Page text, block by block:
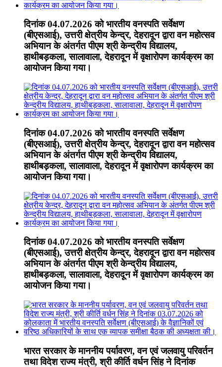
दिनांक 04.07.2026 को भारतीय वनस्पति सर्वेक्षण
(बीएसआई), उत्तरी क्षेत्रीय केन्द्र, देहरादून द्वारा वन महोत्सव
अभियान के अंतर्गत पीएम श्री केन्द्रीय विद्यालय,
हाथीबड़कला, सालावाला, देहरादून में वृक्षारोपण कार्यक्रम का
आयोजन किया गया।
दिनांक 04.07.2026 को भारतीय वनस्पति सर्वेक्षण
(बीएसआई), उत्तरी क्षेत्रीय केन्द्र, देहरादून द्वारा वन महोत्सव
अभियान के अंतर्गत पीएम श्री केन्द्रीय विद्यालय,
हाथीबड़कला, सालावाला, देहरादून में वृक्षारोपण कार्यक्रम का
आयोजन किया गया।
दिनांक 04.07.2026 को भारतीय वनस्पति सर्वेक्षण
(बीएसआई), उत्तरी क्षेत्रीय केन्द्र, देहरादून द्वारा वन महोत्सव
अभियान के अंतर्गत पीएम श्री केन्द्रीय विद्यालय,
हाथीबड़कला, सालावाला, देहरादून में वृक्षारोपण कार्यक्रम का
आयोजन किया गया।
भारत सरकार के माननीय पर्यावरण, वन एवं जलवायु परिवर्तन
तथा विदेश राज्य मंत्री, श्री कीर्ति वर्धन सिंह ने दिनांक